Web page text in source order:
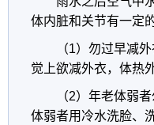
体内脏和关节有一定
（1）勿过早减
觉上欲减外衣，体热
（2）年老体弱
体弱者用冷水洗脸、